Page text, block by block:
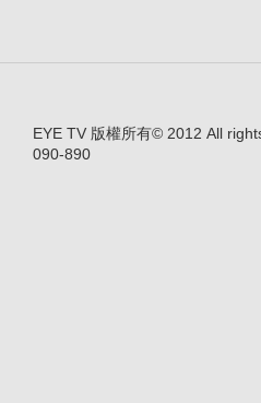
EYE TV 版權所有© 2012 All
090-890